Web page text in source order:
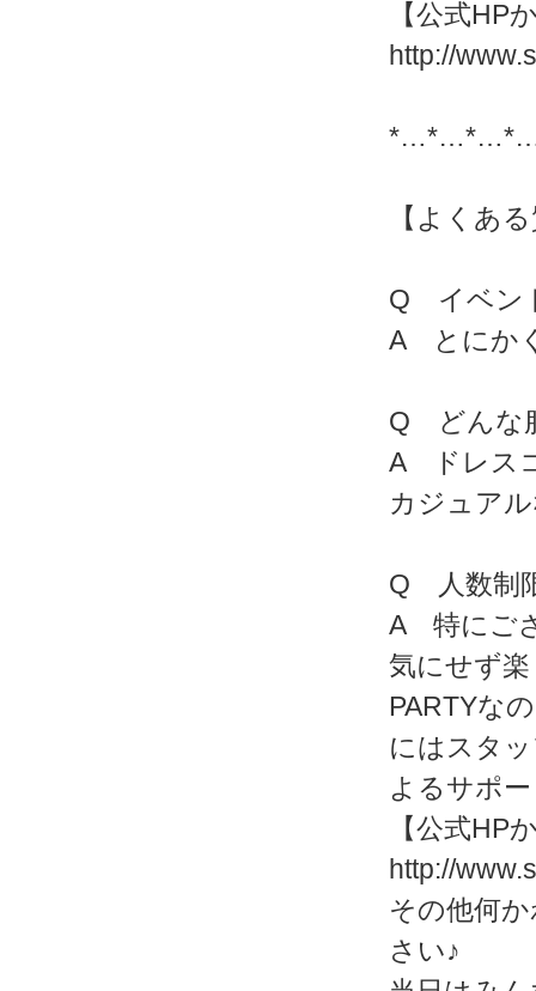
【公式HP
http://
【よくあ
Q イベン
A とにか
Q どんな
A ドレス
カジュア
Q 人数制
A 特にご
気にせず
PARTYな
にはスタ
よるサポ
【公式HP
http://
その他何
さい♪